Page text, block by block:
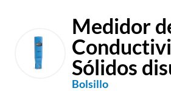
Medidor
Sólidos
Bolsillo